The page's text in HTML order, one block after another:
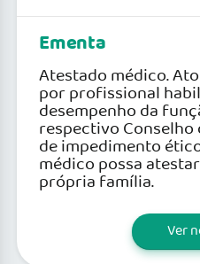
Ementa
Atestado médico.
por profissional
desempenho da
respectivo Conselho
de impedimento
médico possa
própria família.
Ver